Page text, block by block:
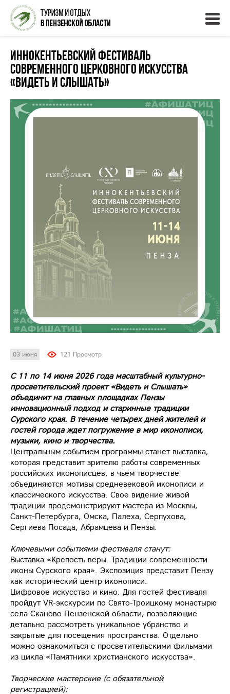
Иннокентьевский фестиваль
современного церковного искусства
«Видеть и Слышать»
03 июня 121 Просмотр
С 11 по 14 июня 2026 года масштабный культурно-
просветительский проект «Видеть и Слышать»
объединит на главных площадках Пензы
инновационный подход и старинные традиции
Сурского края. В течение четырех дней жителей и
гостей города ждет погружение в мир иконописи,
музыки, кино и творчества.
Центральным событием программы станет выставка,
которая представит зрителю работы современных
российских иконописцев, в чьем творчестве
объединяются мотивы средневековой иконописи и
классического искусства. Свое видение живой
традиции продемонстрируют мастера из Москвы,
Санкт-Петербурга, Омска, Палеха, Серпухова,
Сергиева Посада, Абрамцева и Пензы.
Ключевыми событиями фестиваля станут:
Выставка «Крепость веры. Традиции современности
иконы Сурского края». Экспозиция представит Пензу
как исторический центр иконописи.
Цифровое искусство и кино. Для гостей фестиваля
пройдут VR-экскурсии по Свято-Троицкому монастырю
села Сканово Пензенской области, позволяющие
детально рассмотреть уникальное убранство и
закрытые для посещения пространства. Отдельно
можно ознакомиться с просветительскими фильмами
из цикла «Памятники христианского искусства».
Творческие мастерские (с обязательной
регистрацией):